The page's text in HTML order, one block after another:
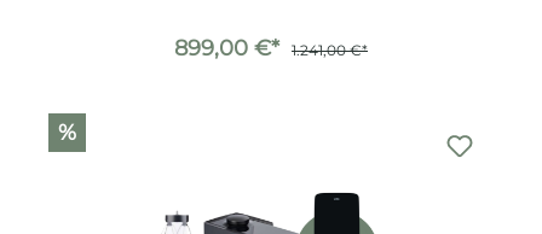
899,00 €* 1.241,00 €*
%